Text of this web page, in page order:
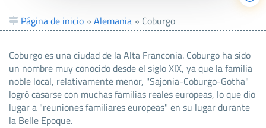
Página de inicio » Alemania » Coburgo
Coburgo es una ciudad de la Alta Franconia. Coburgo ha sido
un nombre muy conocido desde el siglo XIX, ya que la familia
noble local, relativamente menor, "Sajonia-Coburgo-Gotha"
logró casarse con muchas familias reales europeas, lo que dio
lugar a "reuniones familiares europeas" en su lugar durante
la Belle Epoque.